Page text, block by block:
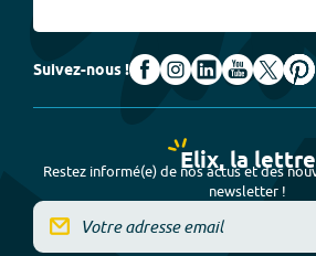
Suivez-nous !
Elix, la lettre
Restez informé(e) de nos actus et des
newsletter !